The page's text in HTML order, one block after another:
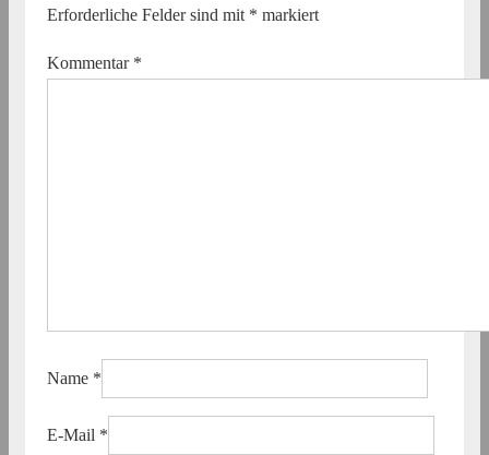
Erforderliche Felder sind mit * markiert
Kommentar *
Name *
E-Mail *